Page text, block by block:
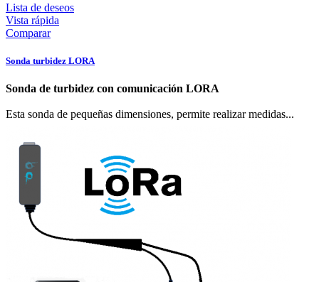
Lista de deseos
Vista rápida
Comparar
Sonda turbidez LORA
Sonda de turbidez con comunicación LORA
Esta sonda de pequeñas dimensiones, permite realizar medidas...